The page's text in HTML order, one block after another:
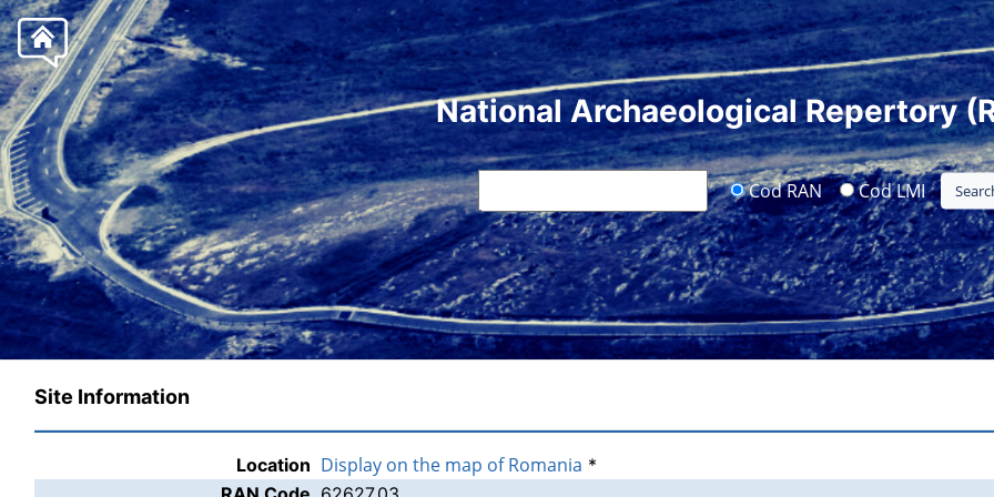
National Archaeological Repertory
Cod RAN Cod LMI
Site Information
Location Display on the map of Romania *